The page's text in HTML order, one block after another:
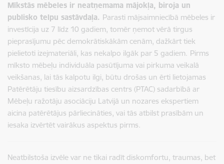
Mīkstās mēbeles ir neatņemama mājokļa, biroja un
publisko telpu sastāvdaļa. Parasti mājsaimniecībā mēbeles ir
investīcija uz 7 līdz 10 gadiem, tomēr ņemot vērā tirgus
pieprasījumu pēc demokrātiskākām cenām, dažkārt tiek
pielietoti izejmateriāli, kas nekalpo ilgāk par 5 gadiem. Pirms
mīksto mēbeļu individuāla pasūtījuma vai pirkuma veikalā
veikšanas, lai tās kalpotu ilgi, būtu drošas un ērti lietojamas
Patērētāju tiesību aizsardzības centrs (PTAC) sadarbībā ar
Mēbeļu ražotāju asociāciju Latvijā un nozares ekspertiem
aicina patērētājus pārliecināties, vai tās atbilst prasībām un
iesaka izvērtēt vairākus aspektus pirms.
Neatbilstoša izvēle var ne tikai radīt diskomfortu, traumas, bet